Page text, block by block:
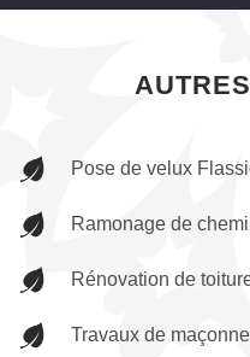
Pose de velux
Ramonage de
Rénovation de
Travaux de